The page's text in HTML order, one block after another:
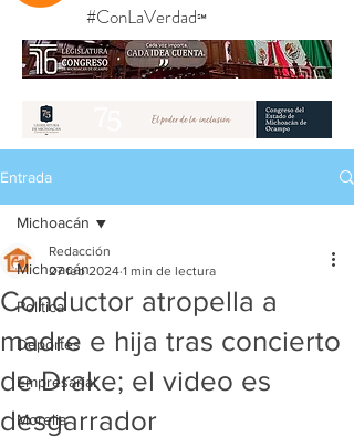
#ConLaVerdad℠
Entrada
Michoacán
Política
Deportes
Empresarial
Morelia
Michoacán
Conductor atropella a
madre e hija tras concierto
de Drake; el video es
desgarrador
Redacción
27 feb 2024 1 min de lectura